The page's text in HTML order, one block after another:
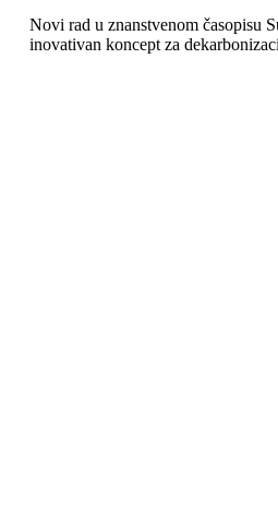
Novi rad u znanstvenom časopisu
inovativan koncept za